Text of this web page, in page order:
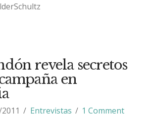
revela secretos
en
Entrevistas 1 Comment